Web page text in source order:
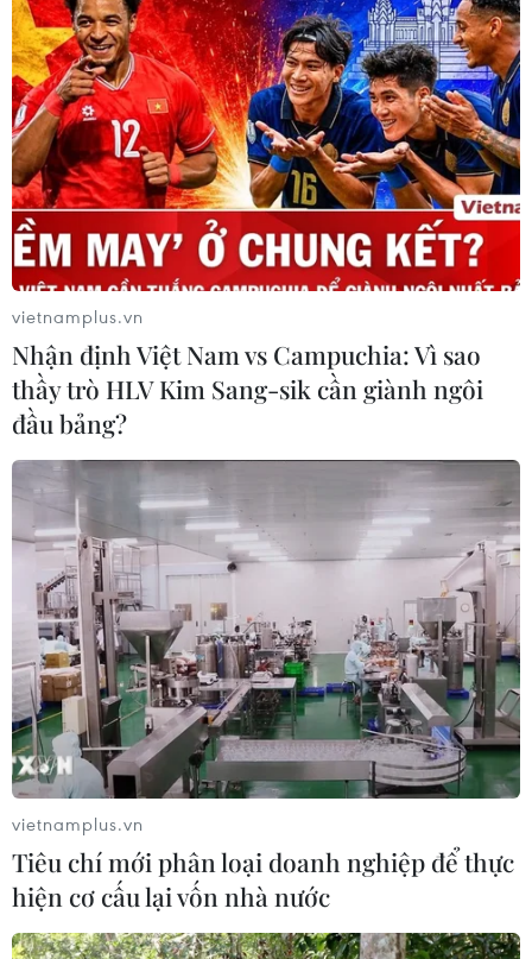
vietnamplus.vn
Nhận định Việt Nam vs Campuchia: Vì sao
thầy trò HLV Kim Sang-sik cần giành ngôi
đầu bảng?
vietnamplus.vn
Tiêu chí mới phân loại doanh nghiệp để thực
hiện cơ cấu lại vốn nhà nước